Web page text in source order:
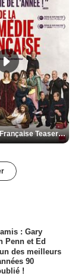
De la Comédie-Française Teaser VF
: Gary
Penn et Ed
des meilleurs
90
!